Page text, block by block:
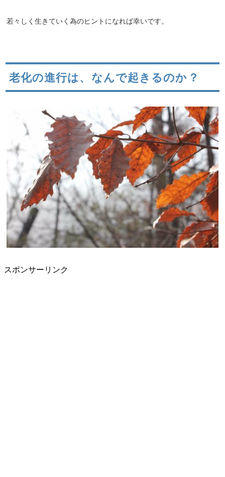
若々しく生きていく為のヒントになれば幸いです。
老化の進行は、なんで起きるのか？
スポンサーリンク